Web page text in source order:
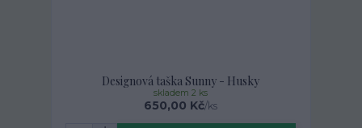
Designová taška Sunny - Husky
650,00 Kč/ks
skladem 2 ks